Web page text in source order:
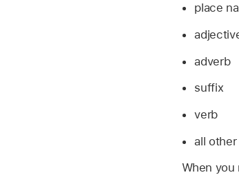
place
adverb
suffix
verb
all
When you